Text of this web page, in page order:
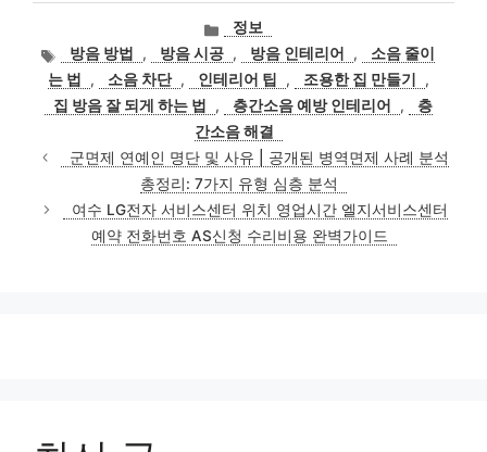
카
고
리
정보
태
그
방음 방법 , 방음 시공 , 방음 인테리어 ,
소음 줄이
는 법
, 소음 차단 , 인테리어 팁 , 조용한 집 만들기
,
집 방음 잘 되게 하는 법
, 층간소음 예방 인테리어 ,
층
간소음 해결
군면제 연예인 명단 및 사유 | 공개된 병역면제 사례 분석
총정리: 7가지 유형 심층 분석
여수 LG전자 서비스센터 위치 영업시간 엘지서비스센터
예약 전화번호 AS신청 수리비용 완벽가이드